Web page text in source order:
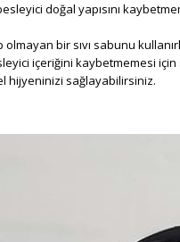
doğal yapısını
olmayan bir sıvı sabunu
içeriğini kaybetmemesi için
hijyeninizi sağlayabilirsiniz.